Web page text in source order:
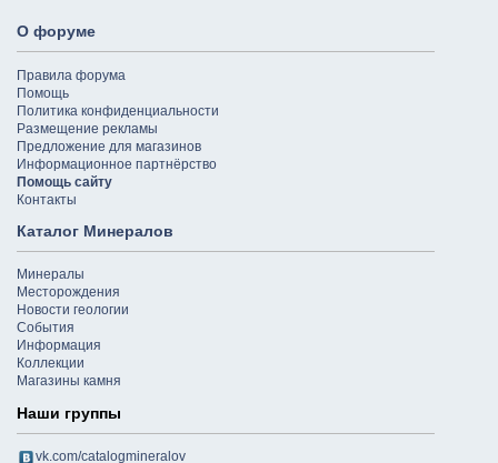
О форуме
Правила форума
Помощь
Политика конфиденциальности
Размещение рекламы
Предложение для магазинов
Информационное партнёрство
Помощь сайту
Контакты
Каталог Минералов
Минералы
Месторождения
Новости геологии
События
Информация
Коллекции
Магазины камня
Наши группы
vk.com/catalogmineralov